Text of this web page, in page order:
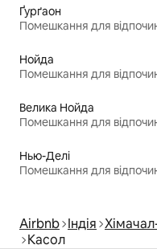
Ґурґаон
Помешкання для
Нойда
Помешкання для
Велика Нойда
Помешкання для
Нью-Делі
Помешкання для
Airbnb Індія
Касол